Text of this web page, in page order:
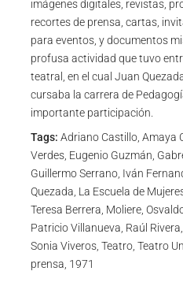
imágenes digitales, revistas,
recortes de prensa, cartas,
para eventos, y documentos
profusa actividad que tuvo
teatral, en el cual Juan
cursaba la carrera de
importante participación.
Tags: Adriano Castillo, Amaya
Verdes, Eugenio Guzmán,
Guillermo Serrano, Iván
Quezada, La Escuela de
Teresa Berrera, Moliere,
Patricio Villanueva, Raúl
Sonia Viveros, Teatro, Teatro
prensa, 1971